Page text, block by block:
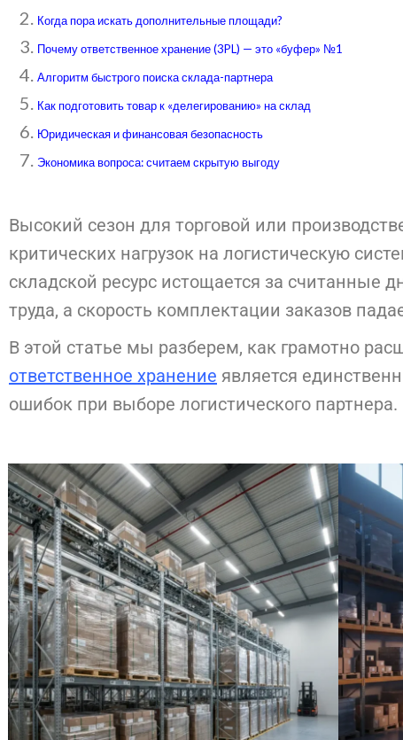
Когда пора искать дополнительные площади?
Почему ответственное хранение (3PL) — это «буфер» №1
Алгоритм быстрого поиска склада-партнера
Как подготовить товар к «делегированию» на склад
Юридическая и финансовая безопасность
Экономика вопроса: считаем скрытую выгоду
Высокий сезон для торговой или
критических нагрузок на логистическую
складской ресурс истощается за
труда, а скорость комплектации заказов
В этой статье мы разберем, как грамотно
ответственное хранение является
ошибок при выборе логистического партнера.
1.Проблема